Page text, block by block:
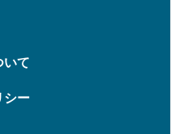
いて
シー